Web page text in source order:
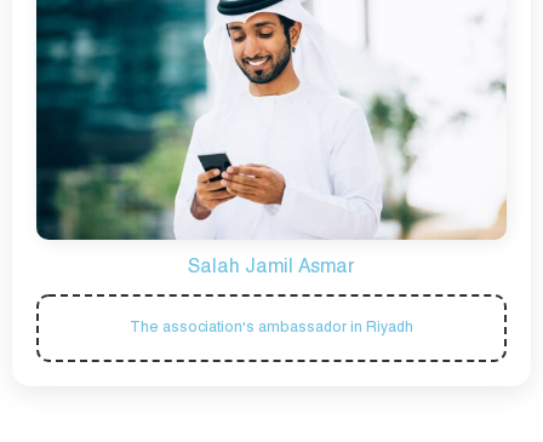
Salah Jamil Asmar
The association's ambassador in Riyadh